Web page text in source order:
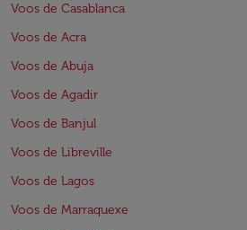
Voos de Casablanca
Voos de Acra
Voos de Abuja
Voos de Agadir
Voos de Banjul
Voos de Libreville
Voos de Lagos
Voos de Marraquexe